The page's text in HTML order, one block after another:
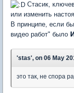
Стасик,
или изменить
В принципе, если
видео работ" было
'stas', on 06 May
это так, не спора